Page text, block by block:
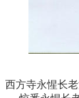
西方寺永惺长